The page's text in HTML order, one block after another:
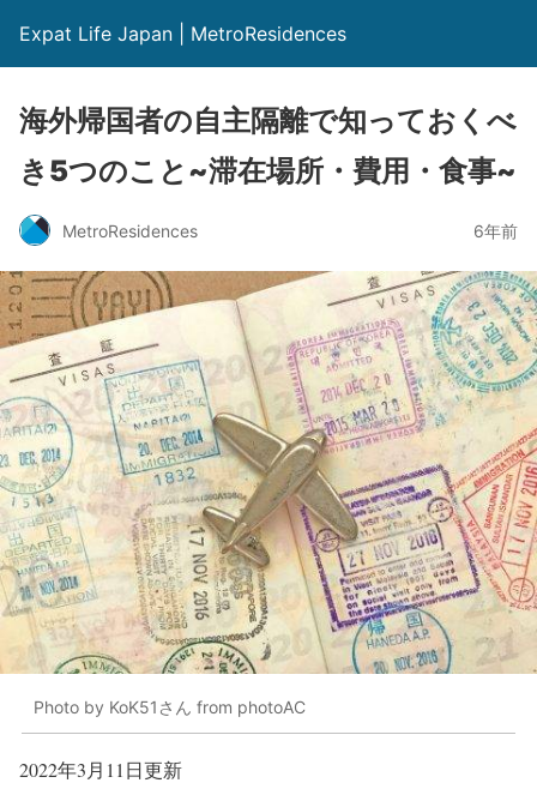
Expat Life Japan | MetroResidences
海外帰国者の自主隔離で知っておくべ
き5つのこと~滞在場所・費用・食事~
MetroResidences 6年前
Photo by KoK51さん from photoAC
2022年3月11日更新